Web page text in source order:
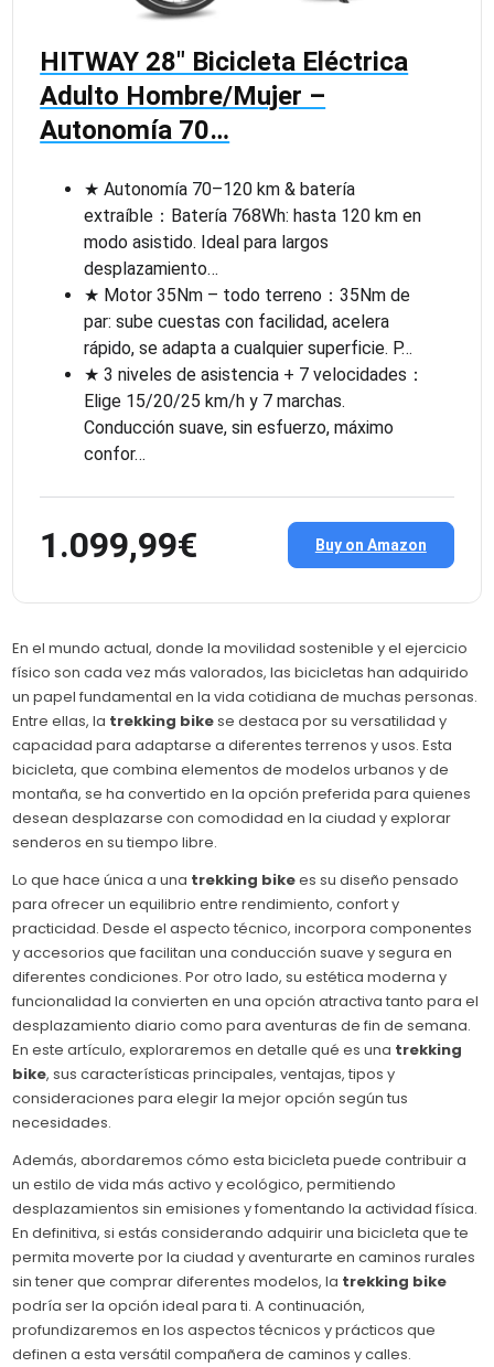
HITWAY 28″ Bicicleta Eléctrica
Adulto Hombre/Mujer –
Autonomía 70…
★ Autonomía 70–120 km & batería
extraíble：Batería 768Wh: hasta 120 km en
modo asistido. Ideal para largos
desplazamiento…
★ Motor 35Nm – todo terreno：35Nm de
par: sube cuestas con facilidad, acelera
rápido, se adapta a cualquier superficie. P…
★ 3 niveles de asistencia + 7 velocidades：
Elige 15/20/25 km/h y 7 marchas.
Conducción suave, sin esfuerzo, máximo
confor…
1.099,99€ Buy on Amazon
En el mundo actual, donde la movilidad sostenible y el ejercicio
físico son cada vez más valorados, las bicicletas han adquirido
un papel fundamental en la vida cotidiana de muchas personas.
Entre ellas, la trekking bikese destaca por su versatilidad y
capacidad para adaptarse a diferentes terrenos y usos. Esta
bicicleta, que combina elementos de modelos urbanos y de
montaña, se ha convertido en la opción preferida para quienes
desean desplazarse con comodidad en la ciudad y explorar
senderos en su tiempo libre.
Lo que hace única a una trekking bikees su diseño pensado
para ofrecer un equilibrio entre rendimiento, confort y
practicidad. Desde el aspecto técnico, incorpora componentes
y accesorios que facilitan una conducción suave y segura en
diferentes condiciones. Por otro lado, su estética moderna y
funcionalidad la convierten en una opción atractiva tanto para el
desplazamiento diario como para aventuras de fin de semana.
En este artículo, exploraremos en detalle qué es una trekking
bike, sus características principales, ventajas, tipos y
consideraciones para elegir la mejor opción según tus
necesidades.
Además, abordaremos cómo esta bicicleta puede contribuir a
un estilo de vida más activo y ecológico, permitiendo
desplazamientos sin emisiones y fomentando la actividad física.
En definitiva, si estás considerando adquirir una bicicleta que te
permita moverte por la ciudad y aventurarte en caminos rurales
sin tener que comprar diferentes modelos, la trekking bike
podría ser la opción ideal para ti. A continuación,
profundizaremos en los aspectos técnicos y prácticos que
definen a esta versátil compañera de caminos y calles.